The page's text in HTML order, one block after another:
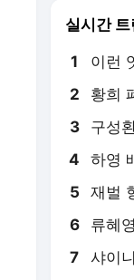
실시간
1 이런
2 황희
3 구성
4 하영
5 재벌
6 류혜
7 샤이